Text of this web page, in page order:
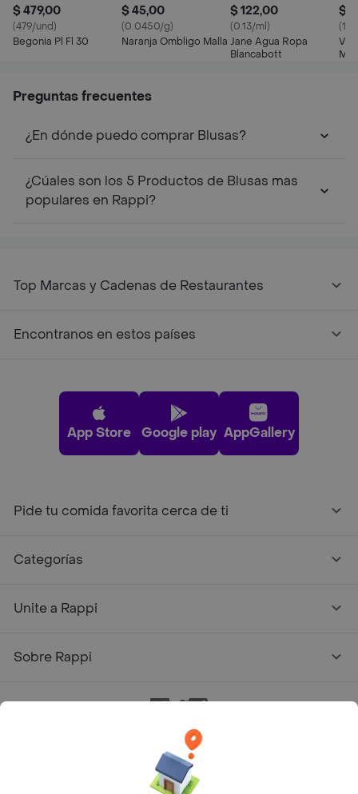
$ 479,00
(479/und)
Begonia Pl Fl 30
$ 45,00
(0.0450/g)
Naranja Ombligo Malla
$ 122,00
(0.13/ml)
Jane Agua Ropa
Blancabott
$
Preguntas frecuentes
¿En dónde puedo comprar Blusas?
¿Cúales son los 5 Productos de Blusas mas
populares en Rappi?
Top Marcas y Cadenas de Restaurantes
Encontranos en estos países
App Store Google play AppGallery
Pide tu comida favorita cerca de ti
Categorías
Unite a Rappi
Sobre Rappi
Facebook
Twitter
Instagram
Rappi Inc. All rights reserved.